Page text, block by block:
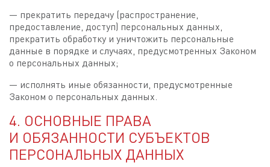
— прекратить передачу (распространение,
предоставление, доступ) персональных данных,
прекратить обработку и уничтожить персональные
данные в порядке и случаях, предусмотренных Законом
о персональных данных;
— исполнять иные обязанности, предусмотренные
Законом о персональных данных.
4. ОСНОВНЫЕ ПРАВА
И ОБЯЗАННОСТИ СУБЪЕКТОВ
ПЕРСОНАЛЬНЫХ ДАННЫХ